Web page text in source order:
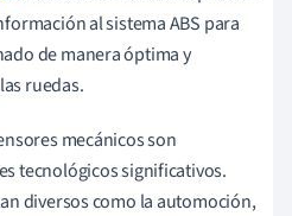
al sistema ABS para
de manera óptima y
ruedas.
mecánicos son
tecnológicos significativos.
diversos como la automoción,